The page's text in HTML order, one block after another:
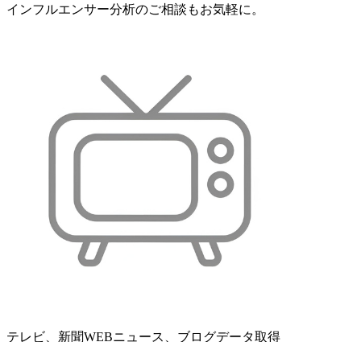
インフルエンサー分析のご相談もお気軽に。
テレビ、新聞WEBニュース、ブログデータ取得